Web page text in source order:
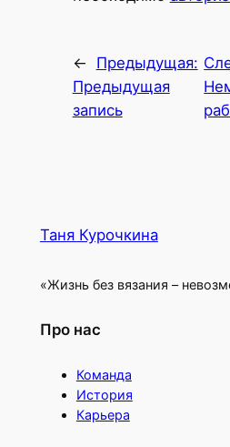
←
Предыдущая:
Предыдущая
запись
Таня Курочкина
«Жизнь без вязания –
Про нас
Команда
История
Карьера